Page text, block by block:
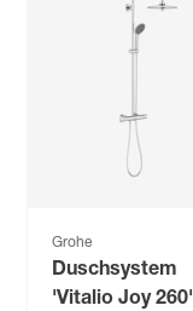
Grohe
Duschsystem
'Vitalio Joy 260'